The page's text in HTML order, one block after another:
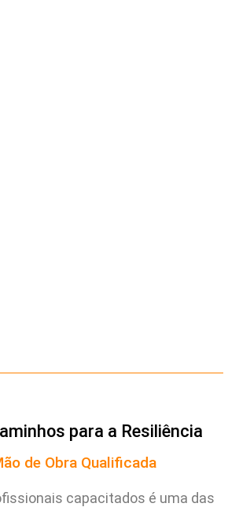
para a Resiliência
de Obra Qualificada
capacitados é uma das